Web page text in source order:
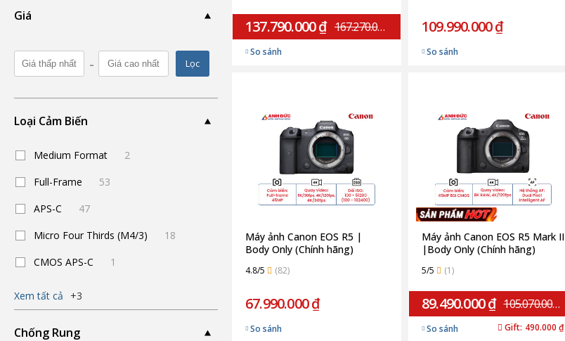
Giá
- Lọc
Loại Cảm Biến
Medium Format
2
Full-Frame
53
APS-C
47
Micro Four Thirds (M4/3)
18
CMOS APS-C
1
Xem tất cả +3
Chống Rung
137.790.000 ₫ 167.270.000 ₫
So sánh
109.990.000 ₫
So sánh
Máy ảnh Canon EOS R5 |
Body Only (Chính hãng)
4.8/5 (82)
67.990.000 ₫
So sánh
Máy ảnh Canon EOS R5 Mark II
|Body Only (Chính hãng)
5/5 (1)
89.490.000 ₫ 105.070.000 ₫
So sánh Gift: 490.000 ₫